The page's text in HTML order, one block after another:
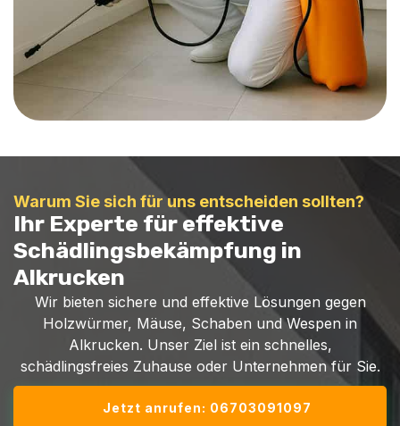
Warum Sie sich für uns entscheiden sollten?
Ihr Experte für effektive
Schädlingsbekämpfung in
Alkrucken
Wir bieten sichere und effektive Lösungen gegen
Holzwürmer, Mäuse, Schaben und Wespen in
Alkrucken. Unser Ziel ist ein schnelles,
schädlingsfreies Zuhause oder Unternehmen für Sie.
Jetzt anrufen: 06703091097